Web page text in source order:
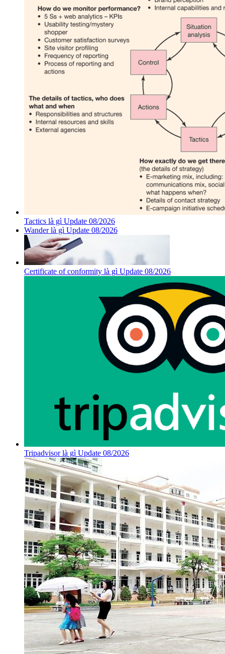
Tactics là gì Update 08/2026
Wander là gì Update 08/2026
Certificate of conformity là gì Update 08/2026
Tripadvisor là gì Update 08/2026